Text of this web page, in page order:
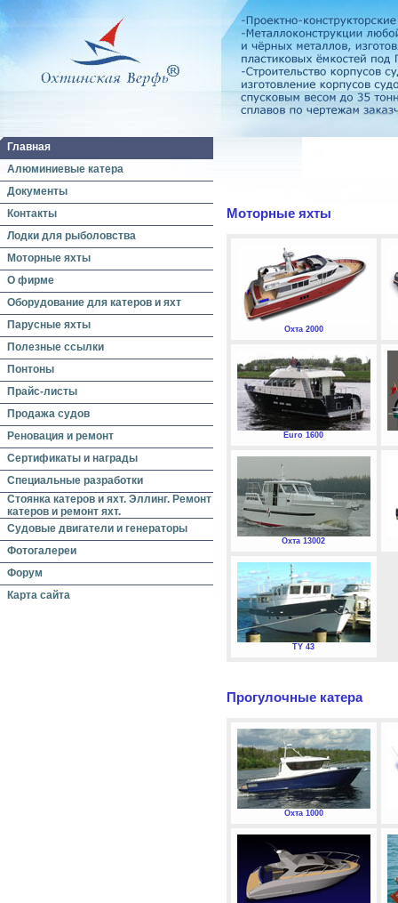
Главная
Алюминиевые катера
Документы
Контакты
Лодки для рыболовства
Моторные яхты
О фирме
Оборудование для катеров и яхт
Парусные яхты
Полезные ссылки
Понтоны
Прайс-листы
Продажа судов
Реновация и ремонт
Сертификаты и награды
Специальные разработки
Стоянка катеров и яхт. Эллинг. Ремонт
катеров и ремонт яхт.
Судовые двигатели и генераторы
Фотогалереи
Форум
Карта сайта
Моторные яхты
Охта 2000
Euro 1600
Охта 13002
TY 43
Прогулочные катера
Охта 1000